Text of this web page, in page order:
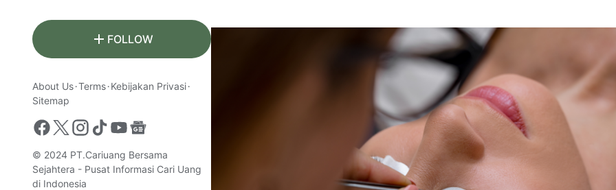
FOLLOW
About Us Terms Kebijakan Privasi
Sitemap
© 2024 PT.Cariuang Bersama
Sejahtera - Pusat Informasi Cari Uang
di Indonesia